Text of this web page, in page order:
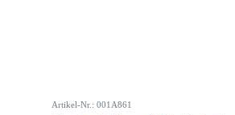
Artikel-Nr.: 001A861